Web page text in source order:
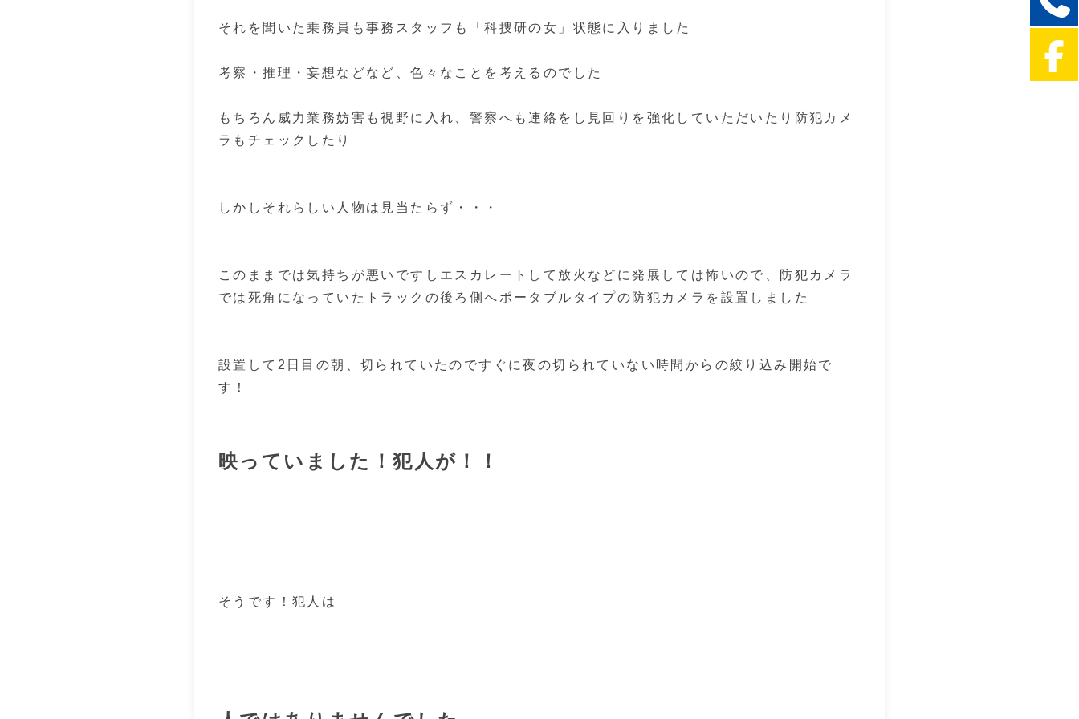
それを聞いた乗務員も事務スタッフも「科捜研の女」状態に入りました
考察・推理・妄想などなど、色々なことを考えるのでした
もちろん威力業務妨害も視野に入れ、警察へも連絡をし見回りを強化していただいたり防犯カメ
ラもチェックしたり
しかしそれらしい人物は見当たらず・・・
このままでは気持ちが悪いですしエスカレートして放火などに発展しては怖いので、防犯カメラ
では死角になっていたトラックの後ろ側へポータブルタイプの防犯カメラを設置しました
設置して2日目の朝、切られていたのですぐに夜の切られていない時間からの絞り込み開始で
す！
映っていました！犯人が！！
そうです！犯人は